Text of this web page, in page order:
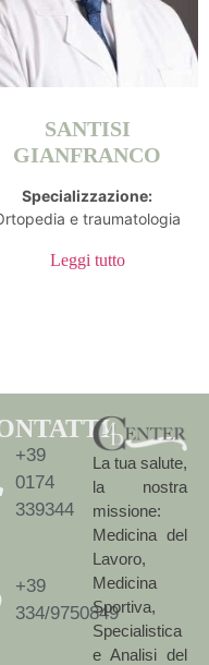
SANTISI
GIANFRANCO
Specializzazione:
e traumatologia
Leggi tutto
+39
0174
339344
+39
334/9750849
La tua salute,
la nostra
missione:
Medicina del
Lavoro,
Medicina
Sportiva,
Specialistica
e Analisi del